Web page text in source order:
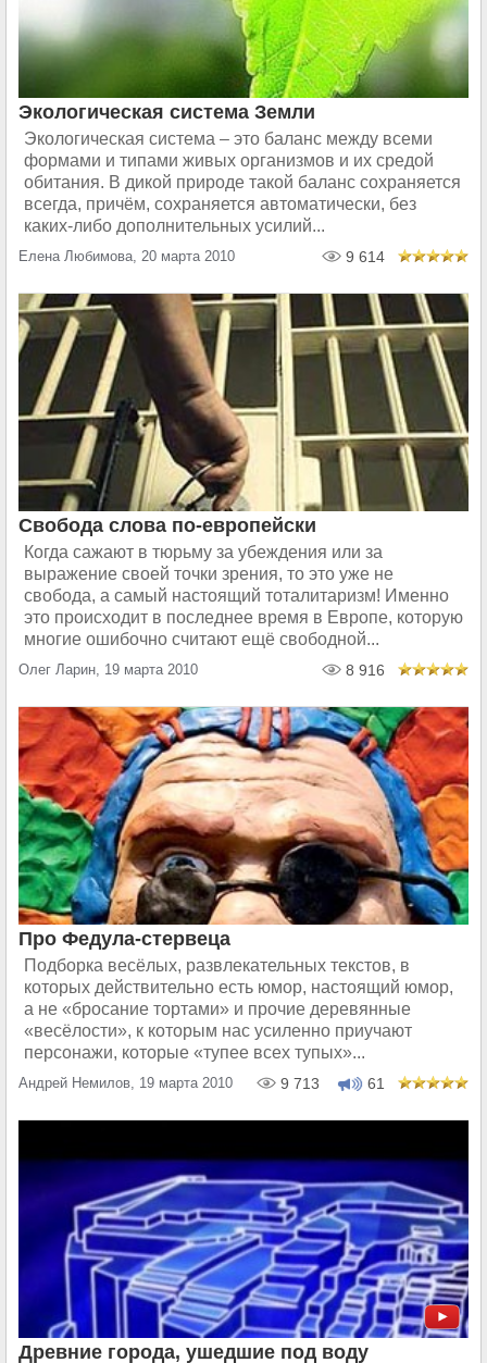
Экологическая система Земли
Экологическая система – это баланс между всеми
формами и типами живых организмов и их средой
обитания. В дикой природе такой баланс сохраняется
всегда, причём, сохраняется автоматически, без
каких-либо дополнительных усилий...
Елена Любимова, 20 марта 2010 9 614
Свобода слова по-европейски
Когда сажают в тюрьму за убеждения или за
выражение своей точки зрения, то это уже не
свобода, а самый настоящий тоталитаризм! Именно
это происходит в последнее время в Европе, которую
многие ошибочно считают ещё свободной...
Олег Ларин, 19 марта 2010 8 916
Про Федула-стервеца
Подборка весёлых, развлекательных текстов, в
которых действительно есть юмор, настоящий юмор,
а не «бросание тортами» и прочие деревянные
«весёлости», к которым нас усиленно приучают
персонажи, которые «тупее всех тупых»...
Андрей Немилов, 19 марта 2010 9 713 61
Древние города, ушедшие под воду